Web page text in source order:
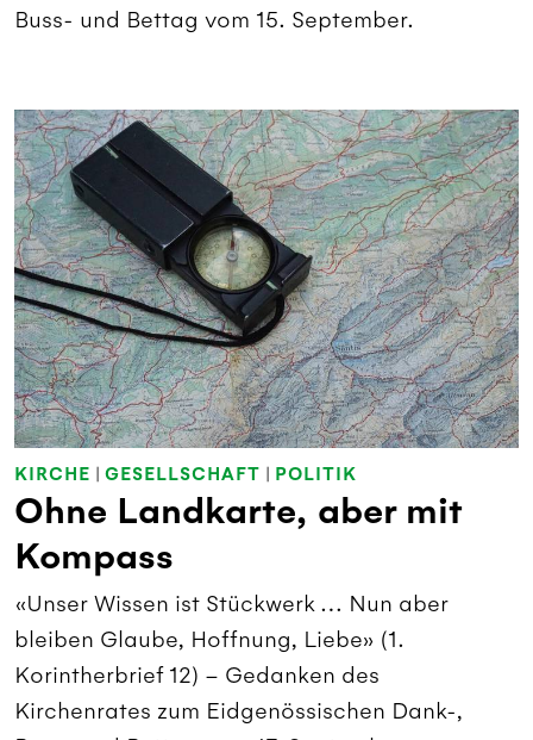
Buss- und Bettag vom 15. September.
KIRCHE | GESELLSCHAFT | POLITIK
Ohne Landkarte, aber mit
Kompass
«Unser Wissen ist Stückwerk … Nun aber
bleiben Glaube, Hoffnung, Liebe» (1.
Korintherbrief 12) – Gedanken des
Kirchenrates zum Eidgenössischen Dank-,